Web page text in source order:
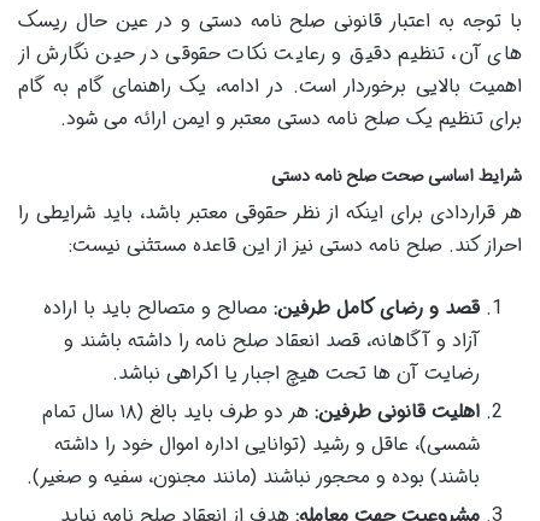
با توجه به اعتبار قانونی صلح نامه دستی و در عین حال ریسک
های آن، تنظیم دقیق و رعایت نکات حقوقی در حین نگارش از
اهمیت بالایی برخوردار است. در ادامه، یک راهنمای گام به گام
برای تنظیم یک صلح نامه دستی معتبر و ایمن ارائه می شود.
شرایط اساسی صحت صلح نامه دستی
هر قراردادی برای اینکه از نظر حقوقی معتبر باشد، باید شرایطی را
احراز کند. صلح نامه دستی نیز از این قاعده مستثنی نیست:
قصد و رضای کامل طرفین: مصالح و متصالح باید با اراده
آزاد و آگاهانه، قصد انعقاد صلح نامه را داشته باشند و
رضایت آن ها تحت هیچ اجبار یا اکراهی نباشد.
اهلیت قانونی طرفین:
هر دو طرف باید بالغ (۱۸ سال تمام
شمسی)، عاقل و رشید (توانایی اداره اموال خود را داشته
باشند) بوده و محجور نباشند (مانند مجنون، سفیه و صغیر).